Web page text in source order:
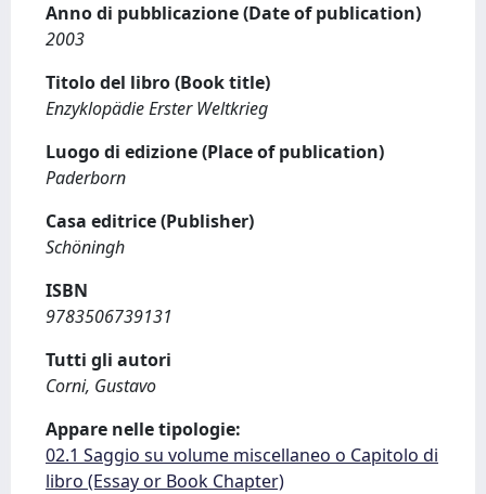
Anno di pubblicazione (Date of publication)
2003
Titolo del libro (Book title)
Enzyklopädie Erster Weltkrieg
Luogo di edizione (Place of publication)
Paderborn
Casa editrice (Publisher)
Schöningh
ISBN
9783506739131
Tutti gli autori
Corni, Gustavo
Appare nelle tipologie:
02.1 Saggio su volume miscellaneo o Capitolo di
libro (Essay or Book Chapter)